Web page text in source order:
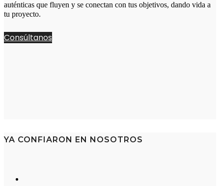
auténticas que fluyen y se conectan con tus objetivos, dando vida a
tu proyecto.
Consúltanos
YA CONFIARON EN NOSOTROS